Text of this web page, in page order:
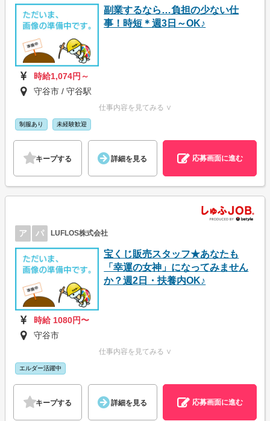
副業するなら…負担の少ない仕
事！時短＊週3日～OK♪
時給1,074円～
守谷市 / 守谷駅
仕事内容を見てみる ∨
制服あり 未経験歓迎
キープする 詳細を見る 応募画面に進む
ア パ LUFLOS株式会社
宝くじ販売スタッフ★あなたも
「幸運の女神」になってみません
か？週2日・扶養内OK♪
時給 1080円〜
守谷市
仕事内容を見てみる ∨
エルダー活躍中
キープする 詳細を見る 応募画面に進む